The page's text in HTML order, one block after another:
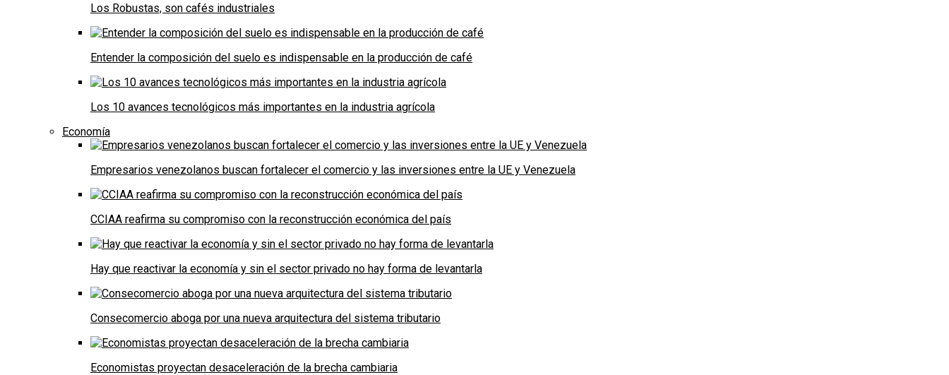
Los Robustas, son cafés industriales
Entender la composición del suelo es indispensable en la producción de café
Los 10 avances tecnológicos más importantes en la industria agrícola
Economía
Empresarios venezolanos buscan fortalecer el comercio y las inversiones entre la UE y Venezuela
CCIAA reafirma su compromiso con la reconstrucción económica del país
Hay que reactivar la economía y sin el sector privado no hay forma de levantarla
Consecomercio aboga por una nueva arquitectura del sistema tributario
Economistas proyectan desaceleración de la brecha cambiaria